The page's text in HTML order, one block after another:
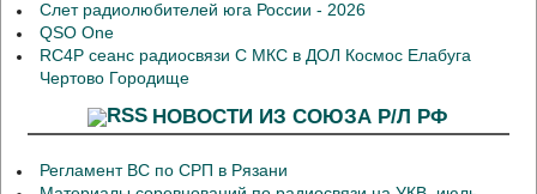
Слет радиолюбителей юга России - 2026
QSO One
RC4P сеанс радиосвязи С МКС в ДОЛ Космос Елабуга
Чертово Городище
НОВОСТИ ИЗ СОЮЗА Р/Л РФ
Регламент ВС по СРП в Рязани